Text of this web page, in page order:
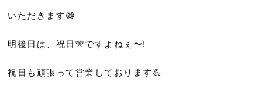
いただきます😁
明後日は、祝日🎌ですよねぇ〜!
祝日も頑張って営業しております💪